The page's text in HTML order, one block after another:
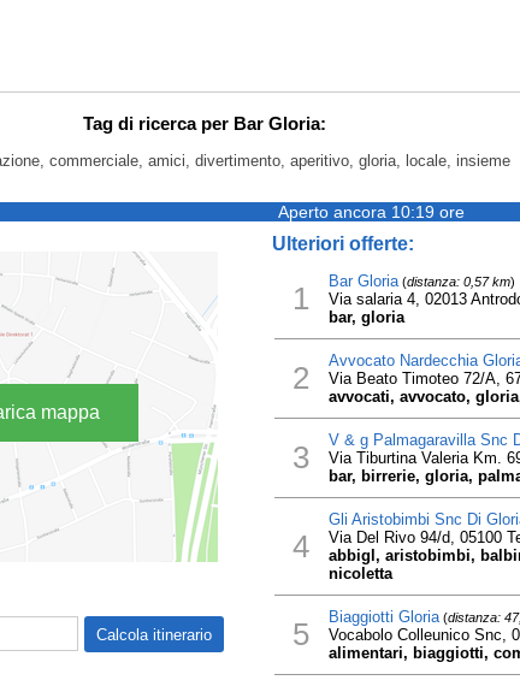
Tag di ricerca per Bar Gloria:
commerciale, amici, divertimento, aperitivo, gloria, locale, insieme
Aperto ancora 10:19 ore
mappa
Ulteriori offerte:
1 Bar Gloria(distanza: 0,57 km)
Via salaria 4, 02013
bar, gloria
2 Avvocato Nardecchia
Via Beato Timoteo 72/A,
avvocati, avvocato,
3 V & g Palmagaravilla Snc
Via Tiburtina Valeria Km.
bar, birrerie, gloria,
4
Gli Aristobimbi Snc Di
Via Del Rivo 94/d, 05100
abbigl, aristobimbi,
nicoletta
5 Biaggiotti Gloria(distanza:
Vocabolo Colleunico Snc,
alimentari, biaggiotti,